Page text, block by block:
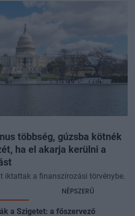
többség, gúzsba kötnék
ha el akarja kerülni a
iktattak a finanszírozási törvénybe.
NÉPSZERŰ
a Szigetet: a főszervező